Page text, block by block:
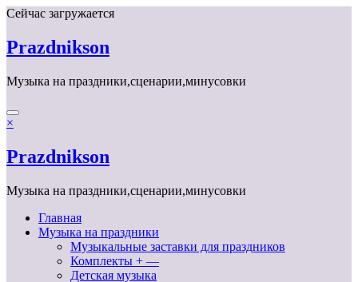
Перейти
содержимому
Сейчас загружается
Prazdnikson
Музыка на праздники,сценарии,минусовки
×
Prazdnikson
Музыка на праздники,сценарии,минусовки
Главная
Музыка на праздники
Музыкальные заставки для праздников
Комплекты + —
Детская музыка